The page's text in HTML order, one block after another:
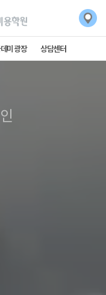
미 광장 상담센터